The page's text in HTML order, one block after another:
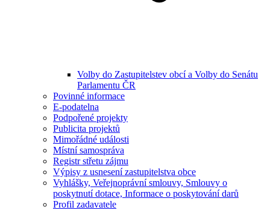
Volby do Zastupitelstev obcí a Volby do Senátu
Parlamentu ČR
Povinné informace
E-podatelna
Podpořené projekty
Publicita projektů
Mimořádné události
Místní samospráva
Registr střetu zájmu
Výpisy z usnesení zastupitelstva obce
Vyhlášky, Veřejnoprávní smlouvy, Smlouvy o
poskytnutí dotace, Informace o poskytování darů
Profil zadavatele